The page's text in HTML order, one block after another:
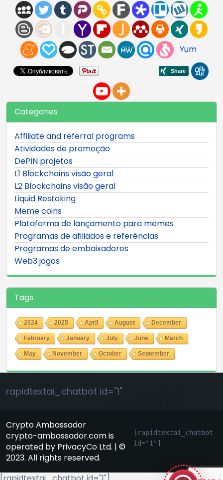
Yum
Categories
Affiliate and referral programs
Atividades de promoção
DePIN projetos
L1 Blockchains visão geral
L2 Blockchains visão geral
Liquid Restaking
Meme coins
Plataforma de lançamento para memes
Programas de afiliados e referências
Programas de embaixadores
Web3 jogos
Tags
2024 2025 April August December
February January July June March
May November October September
rapidtextai_chatbot id="1"
Crypto Ambassador
crypto-ambassador.com is
operated by PrivacyCo Ltd. | ©
2023. All rights reserved.
[rapidtextai_chatbot
id="1"]
GeekyBot